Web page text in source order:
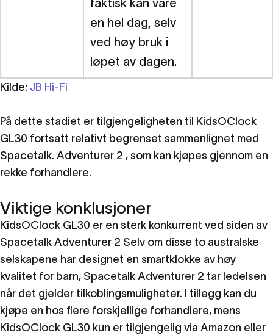
faktisk kan vare
en hel dag, selv
ved høy bruk i
løpet av dagen.
Kilde: JB Hi-Fi
På dette stadiet er tilgjengeligheten til KidsOClock
GL30 fortsatt relativt begrenset sammenlignet med
Spacetalk. Adventurer 2 , som kan kjøpes gjennom en
rekke forhandlere.
Viktige konklusjoner
KidsOClock GL30 er en sterk konkurrent ved siden av
Spacetalk Adventurer 2 Selv om disse to australske
selskapene har designet en smartklokke av høy
kvalitet for barn, Spacetalk Adventurer 2 tar ledelsen
når det gjelder tilkoblingsmuligheter. I tillegg kan du
kjøpe en hos flere forskjellige forhandlere, mens
KidsOClock GL30 kun er tilgjengelig via Amazon eller